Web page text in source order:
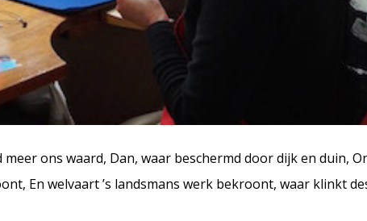
ons waard, Dan, waar beschermd door dijk en duin,
En welvaart ’s landsmans werk bekroont, waar klinkt